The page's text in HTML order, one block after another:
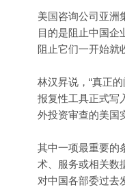
美国咨询公司亚洲
目的是阻止中国企
阻止它们一开始就
林汉昇说，“真正
报复性工具正式写
外投资审查的美国
其中一项最重要的
术、服务或相关数
对中国各部委过去